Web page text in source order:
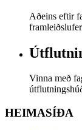
Aðeins eftir
Vinna með
HEIMASÍÐA